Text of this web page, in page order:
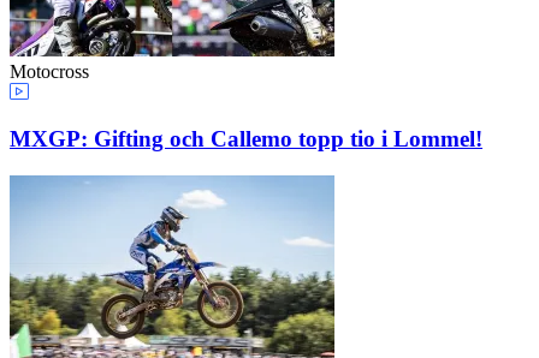
Motocross
MXGP: Gifting och Callemo topp tio i Lommel!